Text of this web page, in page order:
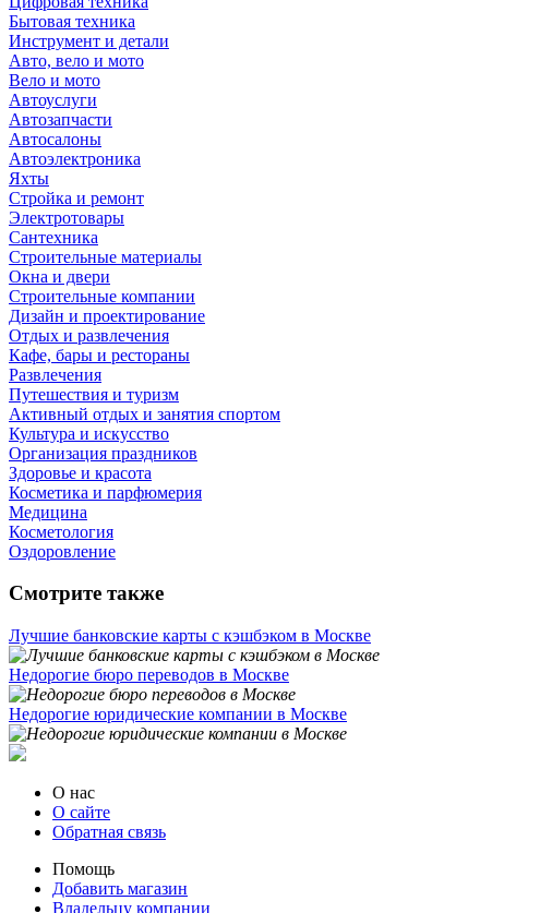
Бытовая техника
Инструмент и детали
Авто, вело и мото
Вело и мото
Автоуслуги
Автозапчасти
Автосалоны
Автоэлектроника
Яхты
Стройка и ремонт
Электротовары
Сантехника
Строительные материалы
Окна и двери
Строительные компании
Дизайн и проектирование
Отдых и развлечения
Кафе, бары и рестораны
Развлечения
Путешествия и туризм
Активный отдых и занятия спортом
Культура и искусство
Организация праздников
Здоровье и красота
Косметика и парфюмерия
Медицина
Косметология
Оздоровление
Смотрите также
Лучшие банковские карты с кэшбэком в Москве
Недорогие бюро переводов в Москве
Недорогие юридические компании в Москве
О нас
О сайте
Обратная связь
Помощь
Добавить магазин
Владельцу компании